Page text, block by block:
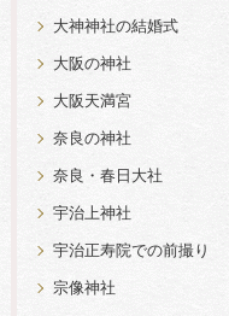
大神神社の結婚式
大阪の神社
大阪天満宮
奈良の神社
奈良・春日大社
宇治上神社
宇治正寿院での前撮り
宗像神社